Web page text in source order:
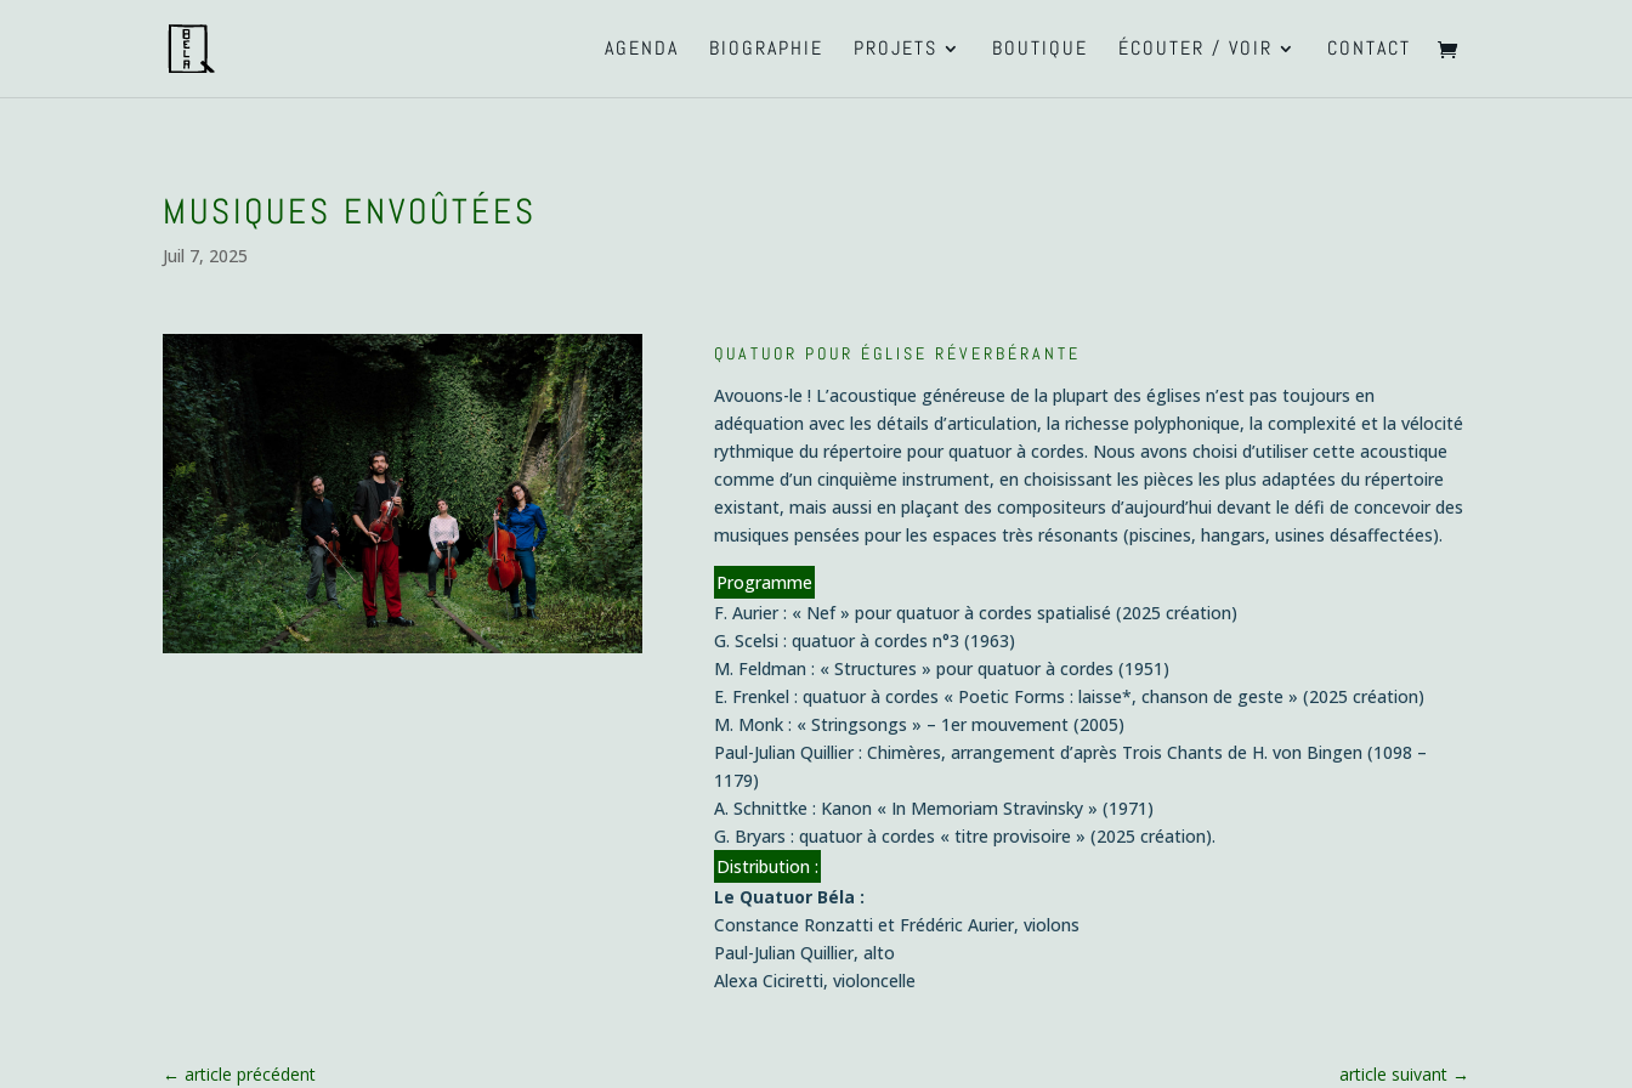
AGENDA BIOGRAPHIE PROJETS BOUTIQUE ÉCOUTER / VOIR CONTACT
MUSIQUES ENVOÛTÉES
Juil 7, 2025
QUATUOR POUR ÉGLISE RÉVERBÉRANTE
Avouons-le ! L’acoustique généreuse de la plupart des églises n’est pas toujours en
adéquation avec les détails d’articulation, la richesse polyphonique, la complexité et la vélocité
rythmique du répertoire pour quatuor à cordes. Nous avons choisi d’utiliser cette acoustique
comme d’un cinquième instrument, en choisissant les pièces les plus adaptées du répertoire
existant, mais aussi en plaçant des compositeurs d’aujourd’hui devant le défi de concevoir des
musiques pensées pour les espaces très résonants (piscines, hangars, usines désaffectées).
Programme
F. Aurier : « Nef » pour quatuor à cordes spatialisé (2025 création)
G. Scelsi : quatuor à cordes n°3 (1963)
M. Feldman : « Structures » pour quatuor à cordes (1951)
E. Frenkel : quatuor à cordes « Poetic Forms : laisse*, chanson de geste » (2025 création)
M. Monk : « Stringsongs » – 1er mouvement (2005)
Paul-Julian Quillier : Chimères, arrangement d’après Trois Chants de H. von Bingen (1098 –
1179)
A. Schnittke : Kanon « In Memoriam Stravinsky » (1971)
G. Bryars : quatuor à cordes « titre provisoire » (2025 création).
Distribution :
Le Quatuor Béla :
Constance Ronzatti et Frédéric Aurier, violons
Paul-Julian Quillier, alto
Alexa Ciciretti, violoncelle
←article précédent article suivant→